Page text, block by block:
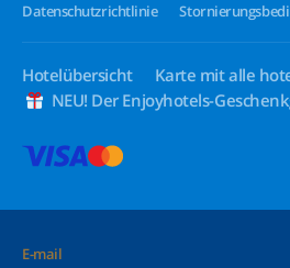
Datenschutzrichtlinie
Hotelübersicht Karte mit alle
NEU! Der Enjoyhotels-
E-mail